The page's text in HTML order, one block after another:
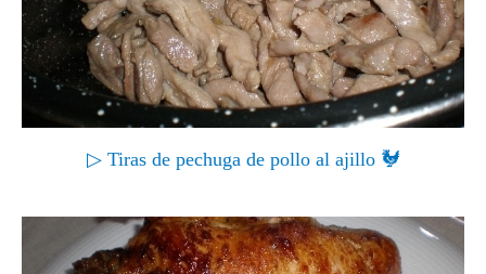
▷ Tiras de pechuga de pollo al ajillo 🐓